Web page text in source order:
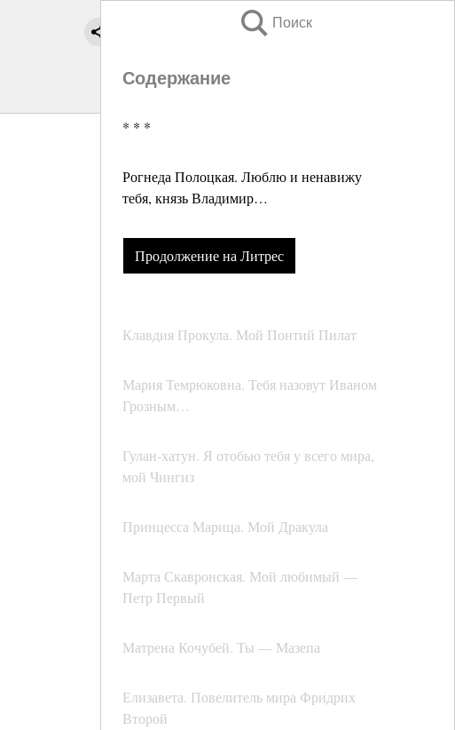
Поиск
Содержание
* * *
Рогнеда Полоцкая. Люблю и ненавижу
тебя, князь Владимир…
Продолжение на Литрес
Клавдия Прокула. Мой Понтий Пилат
Мария Темрюковна. Тебя назовут Иваном
Грозным…
Гулан-хатун. Я отобью тебя у всего мира,
мой Чингиз
Принцесса Марица. Мой Дракула
Марта Скавронская. Мой любимый —
Петр Первый
Матрена Кочубей. Ты — Мазепа
Елизавета. Повелитель мира Фридрих
Второй